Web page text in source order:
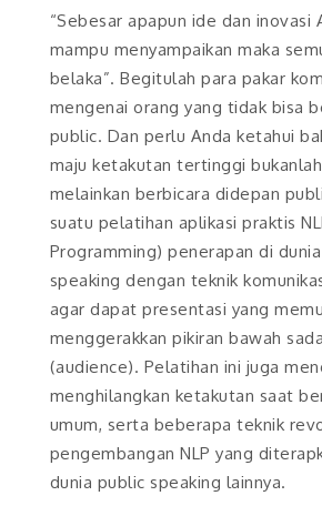
“Sebesar apapun ide dan inovasi
mampu menyampaikan maka
belaka”. Begitulah para pakar
mengenai orang yang tidak bisa
public. Dan perlu Anda ketahui
maju ketakutan tertinggi
melainkan berbicara didepan
suatu pelatihan aplikasi praktis
Programming) penerapan di
speaking dengan teknik
agar dapat presentasi yang
menggerakkan pikiran bawah
(audience). Pelatihan ini juga
menghilangkan ketakutan saat
umum, serta beberapa teknik
pengembangan NLP yang
dunia public speaking lainnya.